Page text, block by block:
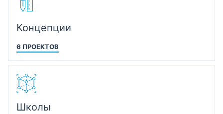
Концепции
6 ПРОЕКТОВ
Школы